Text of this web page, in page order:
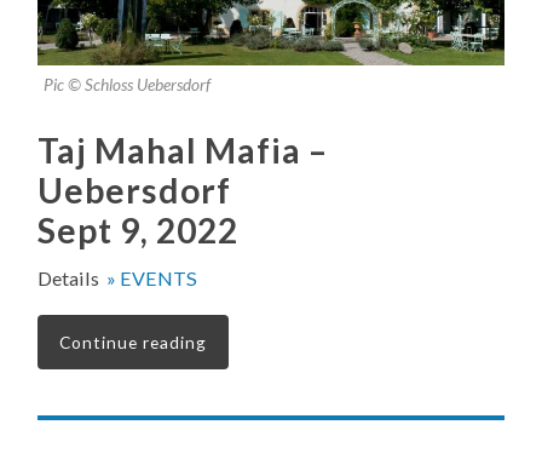
Pic © Schloss Uebersdorf
Taj Mahal Mafia –
Uebersdorf
Sept 9, 2022
Details » EVENTS
Continue reading